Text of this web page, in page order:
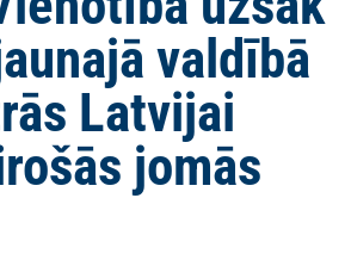
valdībā
Latvijai
jomās